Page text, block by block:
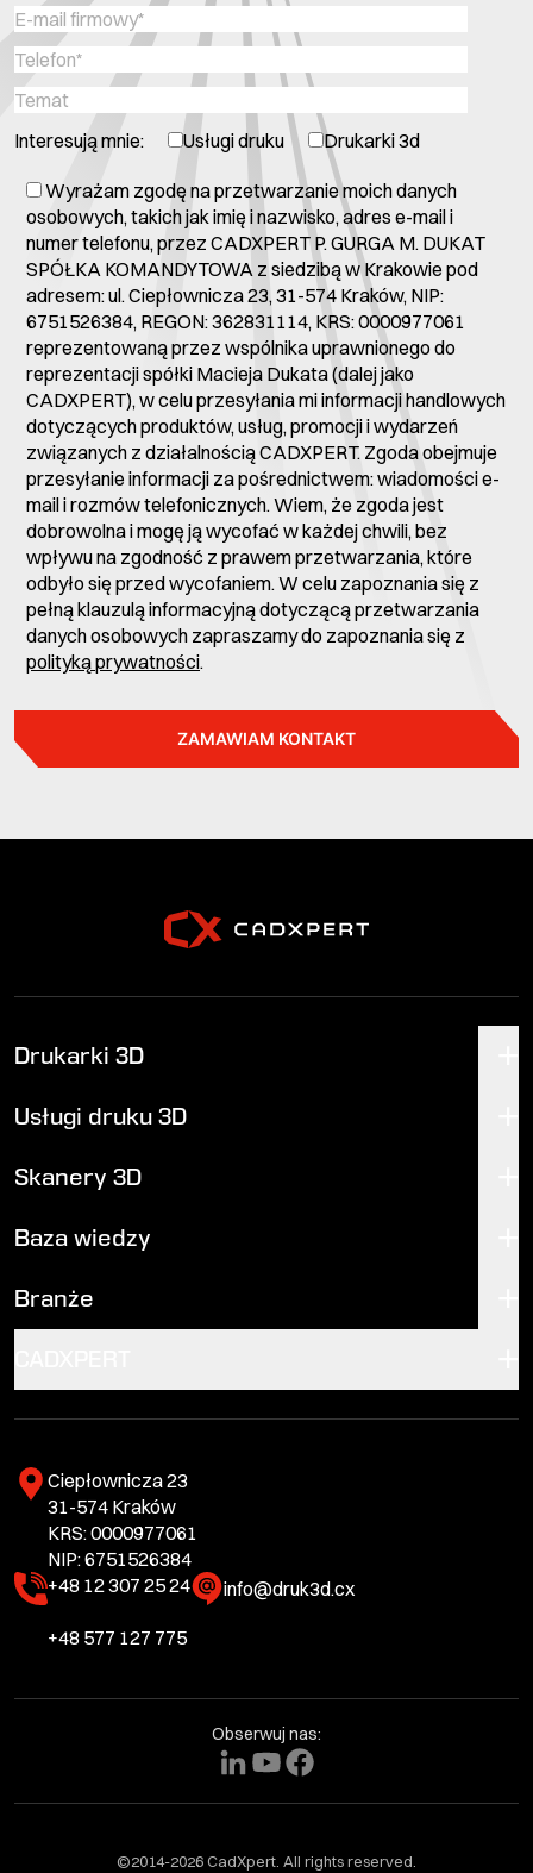
Interesują mnie: Usługi druku Drukarki 3d
Wyrażam zgodę na przetwarzanie moich danych
osobowych, takich jak imię i nazwisko, adres e-mail i
numer telefonu, przez CADXPERT P. GURGA M. DUKAT
SPÓŁKA KOMANDYTOWA z siedzibą w Krakowie pod
adresem: ul. Ciepłownicza 23, 31-574 Kraków, NIP:
6751526384, REGON: 362831114, KRS: 0000977061
reprezentowaną przez wspólnika uprawnionego do
reprezentacji spółki Macieja Dukata (dalej jako
CADXPERT), w celu przesyłania mi informacji handlowych
dotyczących produktów, usług, promocji i wydarzeń
związanych z działalnością CADXPERT. Zgoda obejmuje
przesyłanie informacji za pośrednictwem: wiadomości e-
mail i rozmów telefonicznych. Wiem, że zgoda jest
dobrowolna i mogę ją wycofać w każdej chwili, bez
wpływu na zgodność z prawem przetwarzania, które
odbyło się przed wycofaniem. W celu zapoznania się z
pełną klauzulą informacyjną dotyczącą przetwarzania
danych osobowych zapraszamy do zapoznania się z
polityką prywatności.
ZAMAWIAM KONTAKT
Drukarki 3D
Usługi druku 3D
Skanery 3D
Baza wiedzy
Branże
Ciepłownicza 23
31-574 Kraków
KRS: 0000977061
NIP: 6751526384
+48 12 307 25 24
+48 577 127 775
info@druk3d.cx
Obserwuj nas:
©2014-2026 CadXpert. All rights reserved.